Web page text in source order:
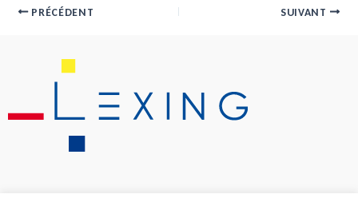
PRÉCÉDENT SUIVANT